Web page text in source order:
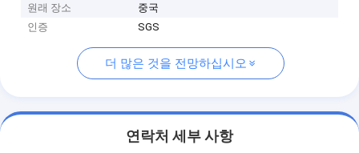
원래 장소
중국
인증
SGS
더 많은 것을 전망하십시오
연락처 세부 사항